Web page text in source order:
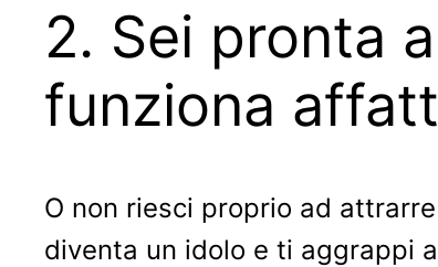
2. Sei pronta
funziona
O non riesci proprio ad
diventa un idolo e ti aggrappi